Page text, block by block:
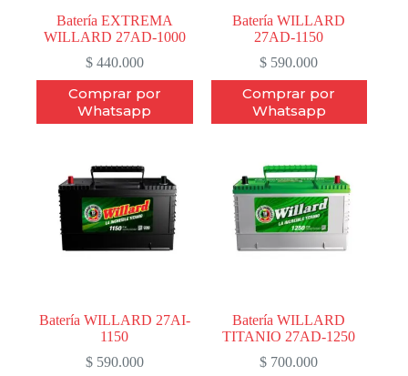
Batería EXTREMA
WILLARD 27AD-1000
$440.000
Comprar por
Whatsapp
Batería WILLARD
27AD-1150
$ 590.000
Comprar por
Whatsapp
Batería WILLARD 27AI-
1150
$590.000
Batería WILLARD
TITANIO 27AD-1250
$ 700.000